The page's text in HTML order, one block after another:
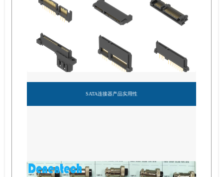
SATA连接器产品实用性